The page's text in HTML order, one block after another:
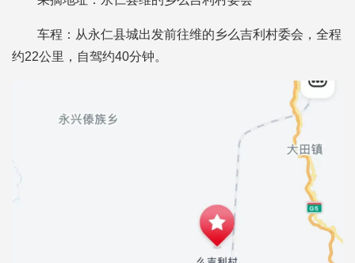
车程：从永仁县城出发前往维的乡么吉利村委会，全程
约22公里，自驾约40分钟。